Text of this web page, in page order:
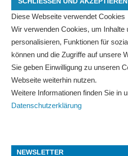
Diese Webseite verwendet Cookies
Wir verwenden Cookies, um Inhalte
personalisieren, Funktionen für
können und die Zugriffe auf unsere
Sie geben Einwilligung zu unseren
Webseite weiterhin nutzen.
Weitere Informationen finden Sie in
Datenschutzerklärung
NEWSLETTER